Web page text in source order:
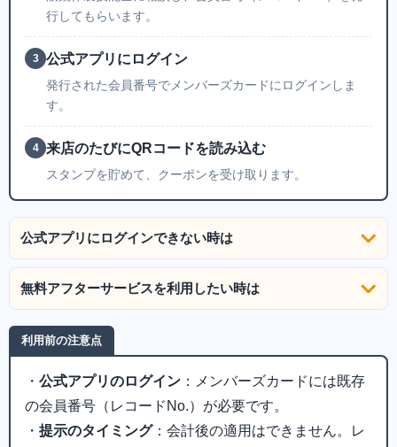
行してもらいます。
3 公式アプリにログイン
発行された会員番号でメンバーズカードにログインしま
す。
4 来店のたびにQRコードを読み込む
スタンプを貯めて、クーポンを受け取ります。
公式アプリにログインできない時は
無料アフターサービスを利用したい時は
利用前の注意点
・ 公式アプリのログイン ：メンバーズカードには既存
の会員番号（レコードNo.）が必要です。
・ 提示のタイミング：会計後の適用はできません。レ